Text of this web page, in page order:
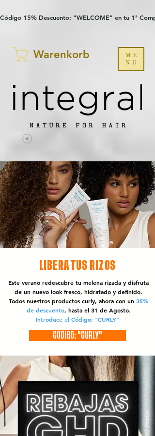
Código 15% Descuento: "WELCOME" en tu 1ª
Warenkorb
ME
NU
LIBERA TUS RIZOS
Este verano redescubre tu melena rizada y disfruta
de un nuevo look fresco, hidratado y definido.
Todos nuestros productos curly, ahora con un 35%
de descuento, hasta el 31 de Agosto.
Introduce el Código: "CURLY"
CÓDIGO: "CURLY"